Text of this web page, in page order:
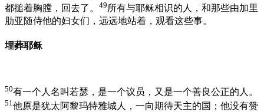
都搥着胸膛，回去了。 49所有与耶稣相识的人，和那些由加里
肋亚随侍他的妇女们，远远地站着，观看这些事。
埋葬耶稣
50有一个人名叫若瑟，是一个议员，又是一个善良公正的人。
51他原是犹太阿黎玛特雅城人，一向期待天主的国；他没有赞